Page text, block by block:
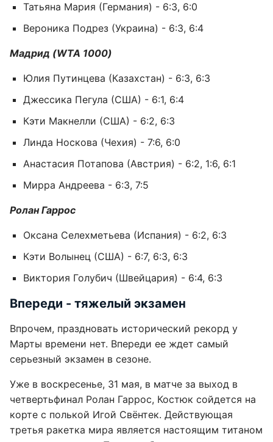
Татьяна Мария (Германия) - 6:3, 6:0
Вероника Подрез (Украина) - 6:3, 6:4
Мадрид (WTA 1000)
Юлия Путинцева (Казахстан) - 6:3, 6:3
Джессика Пегула (США) - 6:1, 6:4
Кэти Макнелли (США) - 6:2, 6:3
Линда Носкова (Чехия) - 7:6, 6:0
Анастасия Потапова (Австрия) - 6:2, 1:6, 6:1
Мирра Андреева - 6:3, 7:5
Ролан Гаррос
Оксана Селехметьева (Испания) - 6:2, 6:3
Кэти Волынец (США) - 6:7, 6:3, 6:3
Виктория Голубич (Швейцария) - 6:4, 6:3
Впереди - тяжелый экзамен
Впрочем, праздновать исторический рекорд у
Марты времени нет. Впереди ее ждет самый
серьезный экзамен в сезоне.
Уже в воскресенье, 31 мая, в матче за выход в
четвертьфинал Ролан Гаррос, Костюк сойдется на
корте с полькой Игой Свёнтек. Действующая
третья ракетка мира является настоящим титаном